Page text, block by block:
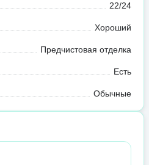
22/24
Хороший
Предчистовая отделка
Есть
Обычные